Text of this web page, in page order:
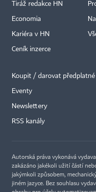
Tiráž redakce HN
Economia
Kariéra v HN
Ceník inzerce
Koupit / darovat předplatné
Eventy
Newslettery
RSS kanály
Autorská práva vykonává
zakázáno jakékoli užití částí
jakýmkoli způsobem,
jiném jazyce. Bez souhlasu